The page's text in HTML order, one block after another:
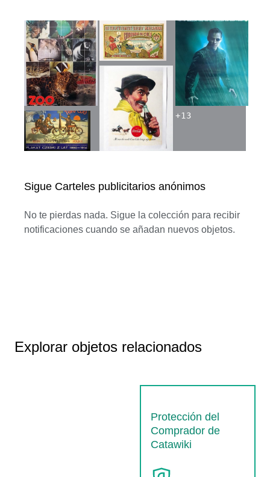
Sigue Carteles publicitarios anónimos
No te pierdas nada. Sigue la colección para recibir
notificaciones cuando se añadan nuevos objetos.
+13
Explorar objetos relacionados
Protección del
Comprador de
Catawiki